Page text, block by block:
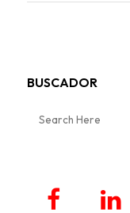
BUSCADOR